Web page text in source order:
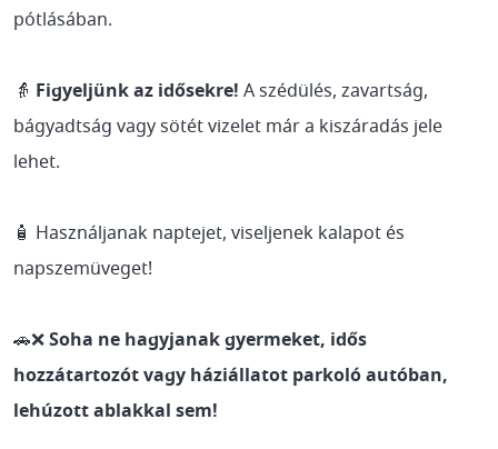
pótlásában.
👵 Figyeljünk az idősekre! A szédülés, zavartság,
bágyadtság vagy sötét vizelet már a kiszáradás jele
lehet.
🧴 Használjanak naptejet, viseljenek kalapot és
napszemüveget!
🚗❌Soha ne hagyjanak gyermeket, idős
hozzátartozót vagy háziállatot parkoló autóban,
lehúzott ablakkal sem!